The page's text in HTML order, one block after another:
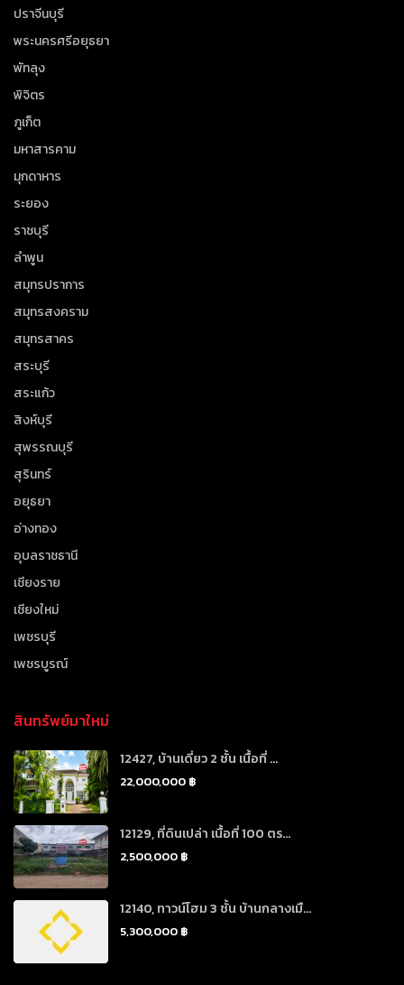
ปราจีนบุรี
พระนครศรีอยุธยา
พัทลุง
พิจิตร
ภูเก็ต
มหาสารคาม
มุกดาหาร
ระยอง
ราชบุรี
ลำพูน
สมุทรปราการ
สมุทรสงคราม
สมุทรสาคร
สระบุรี
สระแก้ว
สิงห์บุรี
สุพรรณบุรี
สุรินทร์
อยุธยา
อ่างทอง
อุบลราชธานี
เชียงราย
เชียงใหม่
เพชรบุรี
เพชรบูรณ์
สินทรัพย์มาใหม่
12427, บ้านเดี่ยว 2 ชั้น เนื้อที่ ...
22,000,000 ฿
12129, ที่ดินเปล่า เนื้อที่ 100 ตร...
2,500,000 ฿
12140, ทาวน์โฮม 3 ชั้น บ้านกลางเมื...
5,300,000 ฿